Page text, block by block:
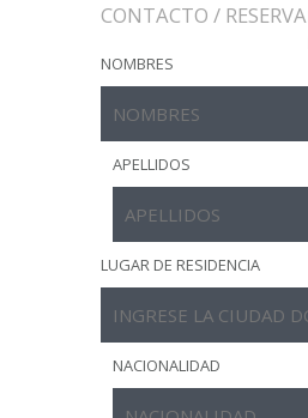
CONTACTO / RESERVA
NOMBRES
APELLIDOS
LUGAR DE RESIDENCIA
NACIONALIDAD